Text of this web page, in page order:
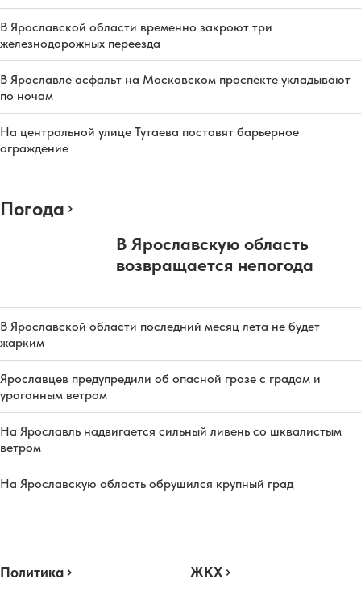
В Ярославской области временно закроют три
железнодорожных переезда
В Ярославле асфальт на Московском проспекте укладывают
по ночам
На центральной улице Тутаева поставят барьерное
ограждение
Погода
В Ярославскую область
возвращается непогода
В Ярославской области последний месяц лета не будет
жарким
Ярославцев предупредили об опасной грозе с градом и
ураганным ветром
На Ярославль надвигается сильный ливень со шквалистым
ветром
На Ярославскую область обрушился крупный град
Политика ЖКХ